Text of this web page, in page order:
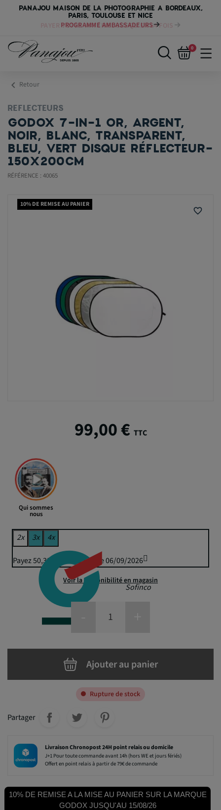
PANAJOU MAISON DE LA PHOTOGRAPHIE A BORDEAUX,
PARIS, TOULOUSE ET NICE
PAYER VOTRE MATÉRIEL JUSQU'EN 84 FOIS
0
chevron_left Retour
REFLECTEURS
GODOX 7-IN-1 OR, ARGENT,
NOIR, BLANC, TRANSPARENT,
BLEU, VERT DISQUE RÉFLECTEUR-
150X200CM
RÉFÉRENCE : 40065
10% DE REMISE AU PANIER
favorite_border
99,00 € TTC
Qui sommes
nous
Sofinco
2x 3x 4x
Payez 50,35 € puis 49,50 € le 06/09/2026
Voir la disponibilité en magasin
Ajouter au panier
Rupture de stock
Partager
Livraison Chronopost 24H point relais ou domicile
J+1 Pour toute commande avant 14h (hors WE et jours fériés)
Offert en point relais à partir de 79€ de commande
10% DE REMISE A LA MISE AU PANIER SUR LA MARQUE
GODOX JUSQU'AU 15/08/26